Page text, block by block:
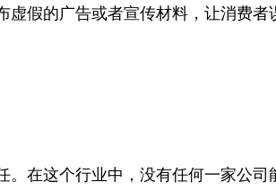
假的广告或者宣传材料，让消费者
在这个行业中，没有任何一家公司